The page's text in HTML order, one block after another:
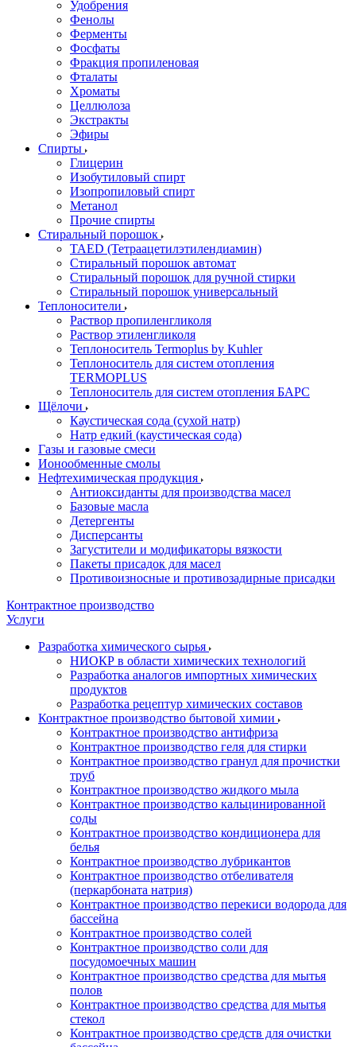
Удобрения
Фенолы
Ферменты
Фосфаты
Фракция пропиленовая
Фталаты
Хроматы
Целлюлоза
Экстракты
Эфиры
Спирты
Глицерин
Изобутиловый спирт
Изопропиловый спирт
Метанол
Прочие спирты
Стиральный порошок
TAED (Тетраацетилэтилендиамин)
Стиральный порошок автомат
Стиральный порошок для ручной стирки
Стиральный порошок универсальный
Теплоносители
Раствор пропиленгликоля
Раствор этиленгликоля
Теплоноситель Termoplus by Kuhler
Теплоноситель для систем отопления
TERMOPLUS
Теплоноситель для систем отопления БАРС
Щёлочи
Каустическая сода (сухой натр)
Натр едкий (каустическая сода)
Газы и газовые смеси
Ионообменные смолы
Нефтехимическая продукция
Антиоксиданты для производства масел
Базовые масла
Детергенты
Дисперсанты
Загустители и модификаторы вязкости
Пакеты присадок для масел
Противоизносные и противозадирные присадки
Контрактное производство
Услуги
Разработка химического сырья
НИОКР в области химических технологий
Разработка аналогов импортных химических
продуктов
Разработка рецептур химических составов
Контрактное производство бытовой химии
Контрактное производство антифриза
Контрактное производство геля для стирки
Контрактное производство гранул для прочистки
труб
Контрактное производство жидкого мыла
Контрактное производство кальцинированной
соды
Контрактное производство кондиционера для
белья
Контрактное производство лубрикантов
Контрактное производство отбеливателя
(перкарбоната натрия)
Контрактное производство перекиси водорода для
бассейна
Контрактное производство солей
Контрактное производство соли для
посудомоечных машин
Контрактное производство средства для мытья
полов
Контрактное производство средства для мытья
стекол
Контрактное производство средств для очистки